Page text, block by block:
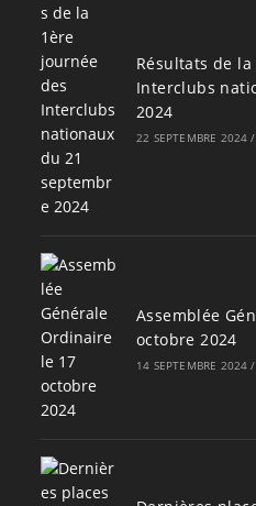
Résultats de
Interclubs
2024
22 SEPTEMBRE 2024 /
Assemblée
octobre 2024
14 SEPTEMBRE 2024 /